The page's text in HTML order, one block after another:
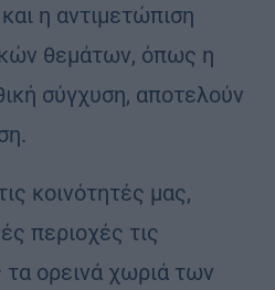
η αντιμετώπιση
θεμάτων, όπως η
σύγχυση, αποτελούν
κοινότητές μας,
περιοχές τις
ορεινά χωριά των